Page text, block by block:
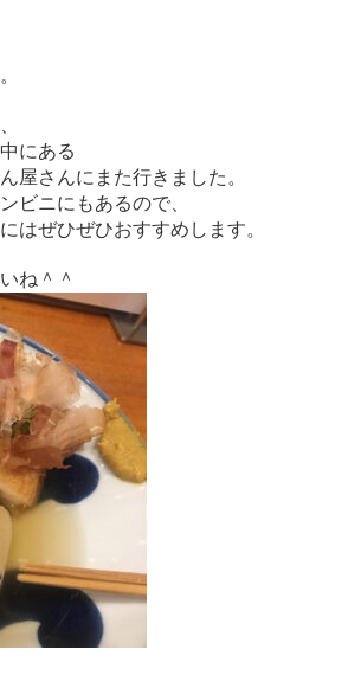
にある
屋さんにまた行きました。
ビニにもあるので、
はぜひぜひおすすめします。
ね＾＾